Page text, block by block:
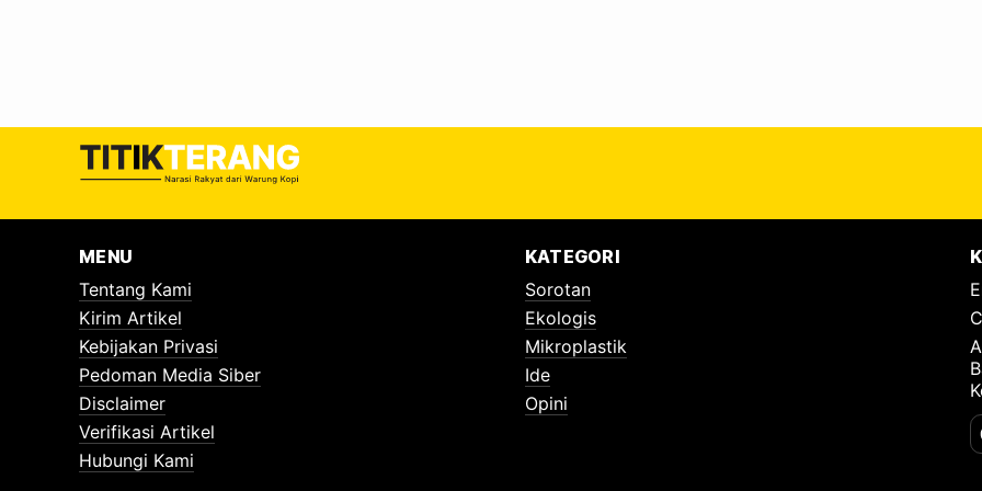
MENU
Tentang Kami
Kirim Artikel
Kebijakan Privasi
Pedoman Media Siber
Disclaimer
Verifikasi Artikel
Hubungi Kami
KATEGORI
Sorotan
Ekologis
Mikroplastik
Ide
Opini